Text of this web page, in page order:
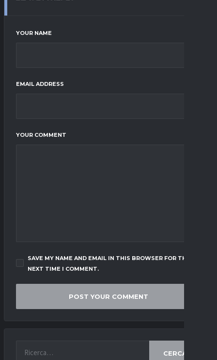
YOUR NAME
EMAIL ADDRESS
YOUR COMMENT
SAVE MY NAME AND EMAIL IN THIS BROWSER FOR THE
NEXT TIME I COMMENT.
CERCA